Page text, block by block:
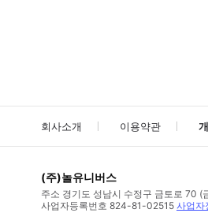
회사소개 이용약관
(주)놀유니버스
주소 경기도 성남시 수정구 금토로 70 (
사업자등록번호 824-81-02515 사업자